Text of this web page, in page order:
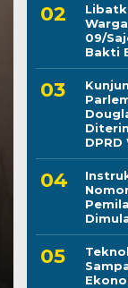
Kamis, 6
Darma
09/
Bakti
DPRD